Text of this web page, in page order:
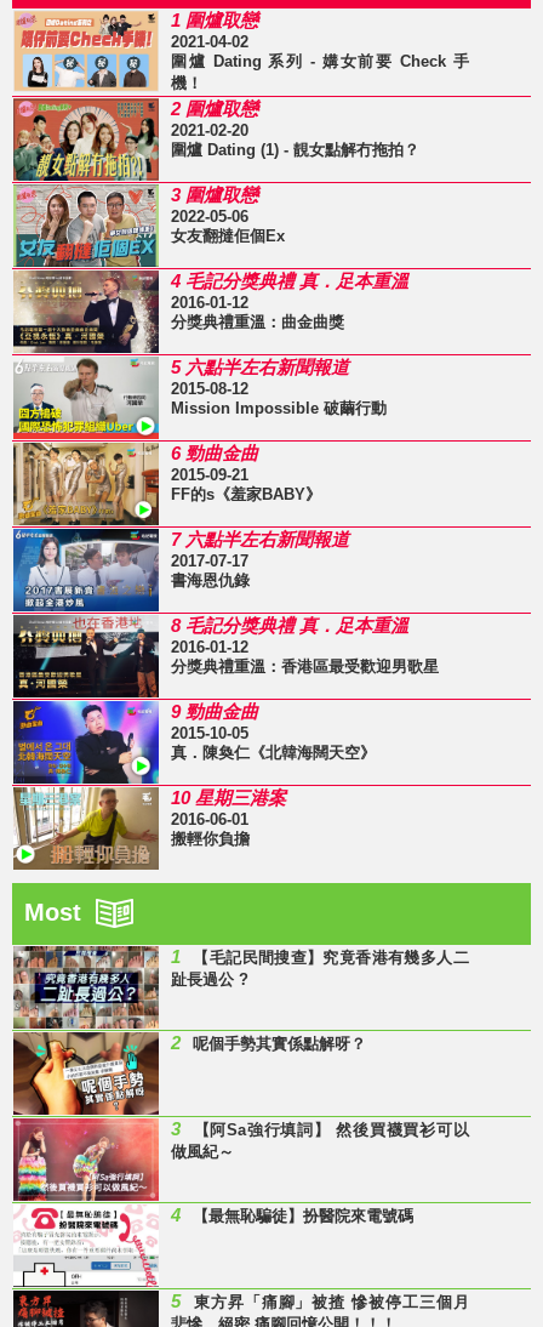
1 圍爐取戀
2021-04-02
圍爐 Dating 系列 - 媾女前要 Check 手
機！
2 圍爐取戀
2021-02-20
圍爐 Dating (1) - 靚女點解冇拖拍？
3 圍爐取戀
2022-05-06
女友翻撻佢個Ex
4 毛記分獎典禮 真．足本重溫
2016-01-12
分獎典禮重溫：曲金曲獎
5 六點半左右新聞報道
2015-08-12
Mission Impossible 破繭行動
6 勁曲金曲
2015-09-21
FF的s《羞家BABY》
7 六點半左右新聞報道
2017-07-17
書海恩仇錄
8 毛記分獎典禮 真．足本重溫
2016-01-12
分獎典禮重溫：香港區最受歡迎男歌星
9 勁曲金曲
2015-10-05
真．陳奐仁《北韓海闊天空》
10 星期三港案
2016-06-01
搬輕你負擔
Most
1
【毛記民間搜查】究竟香港有幾多人二
趾長過公 ?
2 呢個手勢其實係點解呀？
3
【阿Sa強行填詞】 然後買襪買衫可以
做風紀～
4 【最無恥騙徒】扮醫院來電號碼
5
東方昇「痛腳」被揸 慘被停工三個月